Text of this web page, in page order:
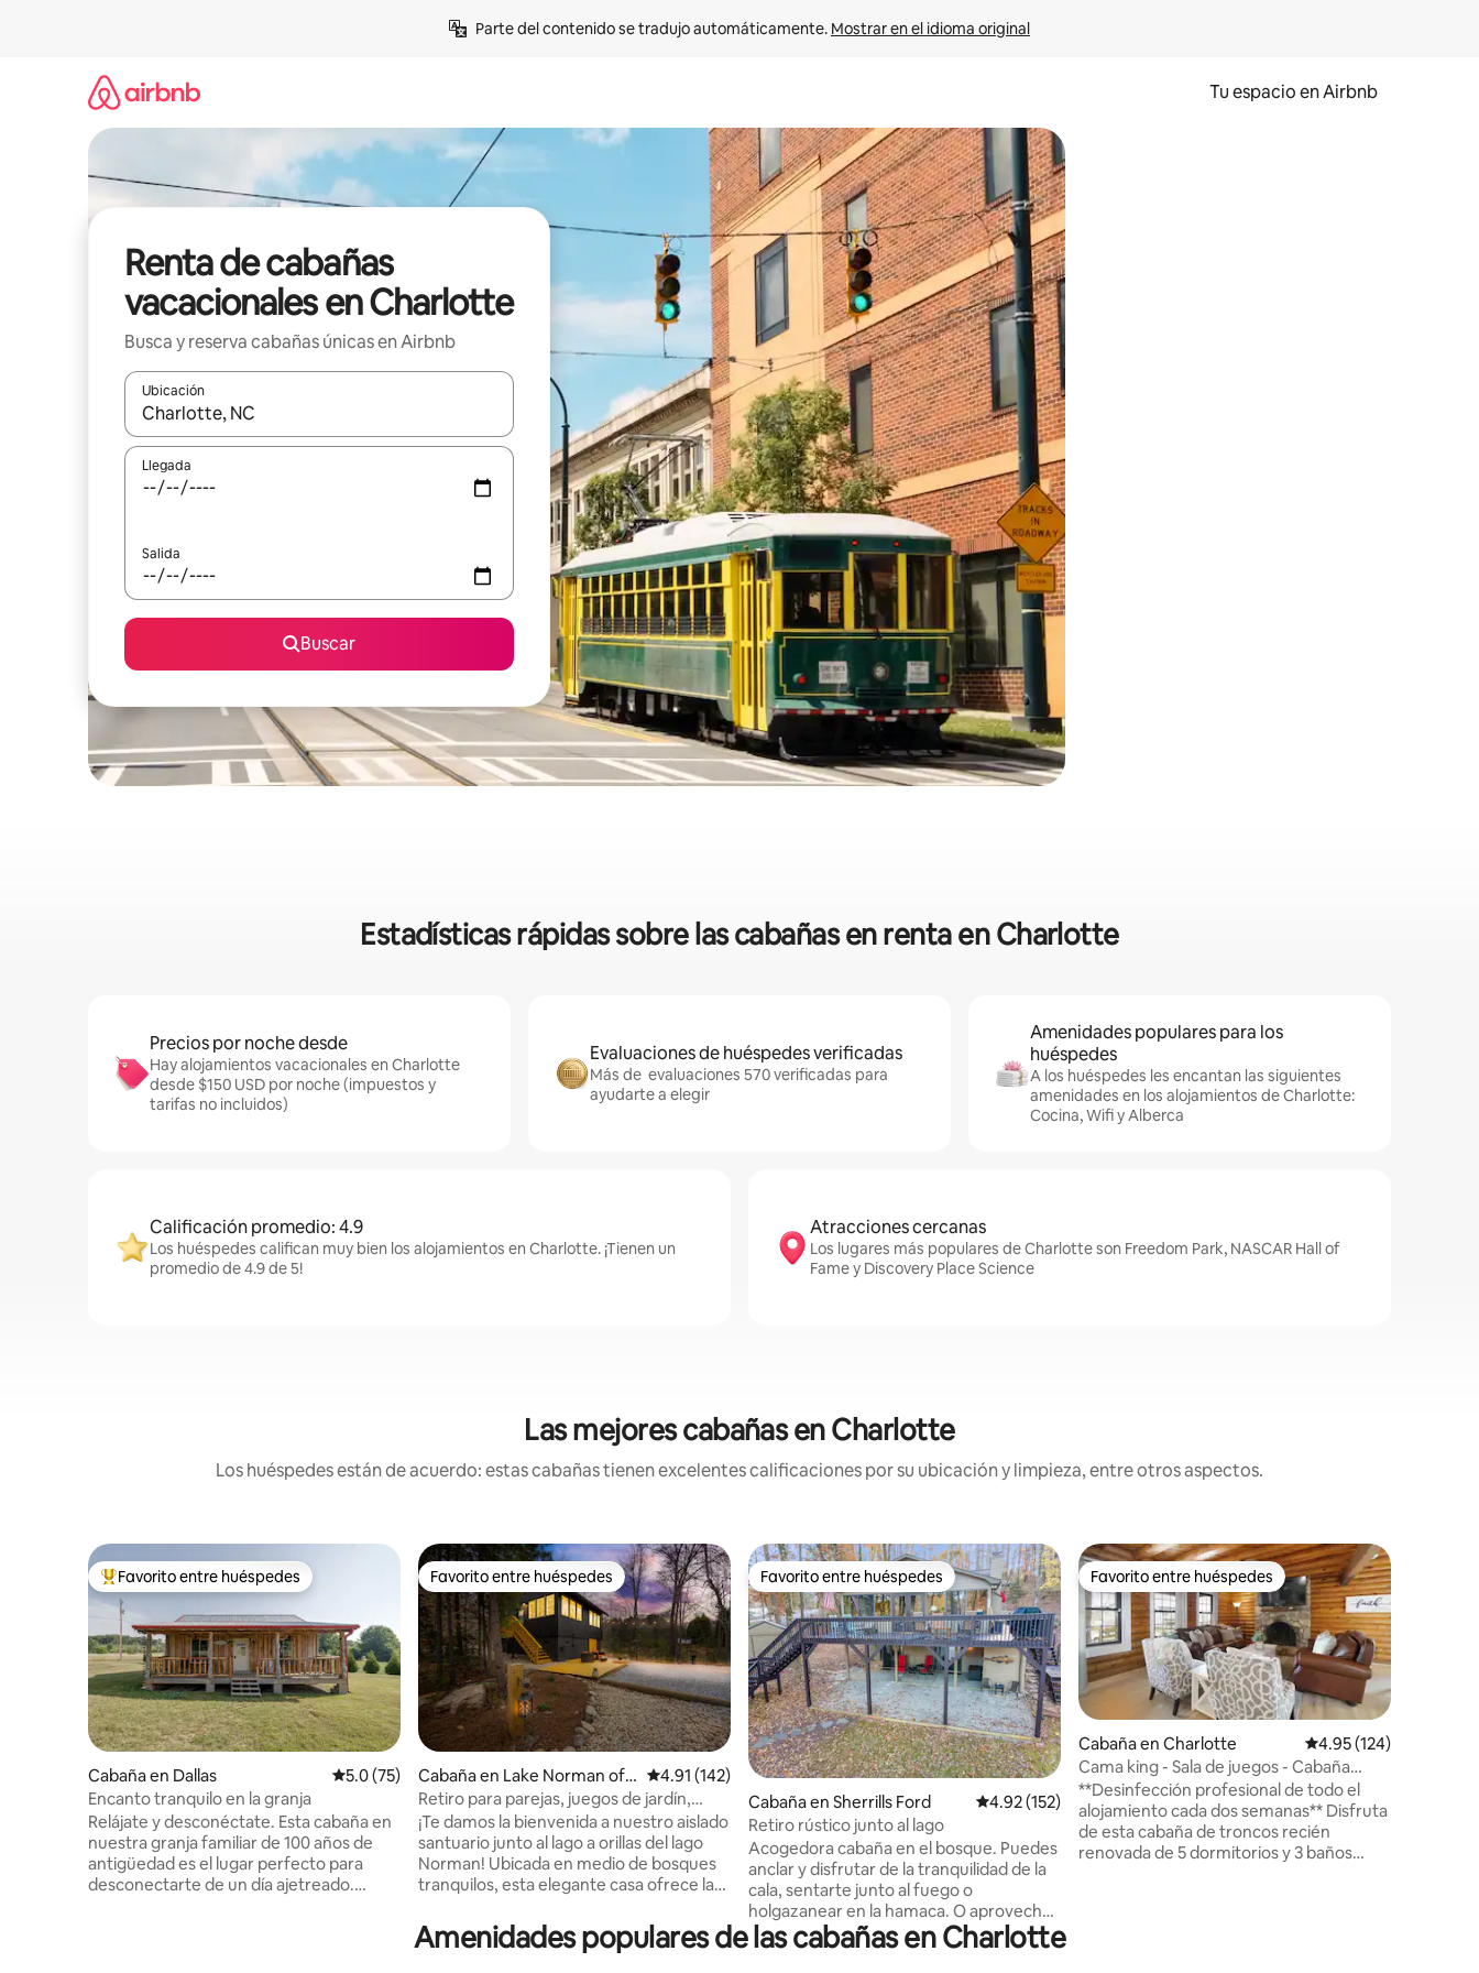
Parte del contenido se tradujo automáticamente. Mostrar en el idioma original
Tu espacio en Airbnb
Renta de cabañas
vacacionales en Charlotte
Busca y reserva cabañas únicas en Airbnb
Ubicación
Cuando los resultados estén disponibles, podrás navegar usando las teclas de las flechas hacia arriba y hacia abajo, o bien tocando y deslizando la pantalla.
Llegada
Salida
Buscar
Estadísticas rápidas sobre las cabañas en renta en Charlotte
Precios por noche desde
Hay alojamientos vacacionales en Charlotte
desde $150 USD por noche (impuestos y
tarifas no incluidos)
Evaluaciones de huéspedes verificadas
Más de evaluaciones 570 verificadas para
ayudarte a elegir
Amenidades populares para los
huéspedes
A los huéspedes les encantan las siguientes
amenidades en los alojamientos de Charlotte:
Cocina, Wifi y Alberca
Calificación promedio: 4.9
Los huéspedes califican muy bien los alojamientos en Charlotte. ¡Tienen un
promedio de 4.9 de 5!
Atracciones cercanas
Los lugares más populares de Charlotte son Freedom Park, NASCAR Hall of
Fame y Discovery Place Science
Las mejores cabañas en Charlotte
Los huéspedes están de acuerdo: estas cabañas tienen excelentes calificaciones por su ubicación y limpieza, entre otros aspectos.
De los mejores en Favorito entre huéspedes
Favorito entre huéspedes
Cabaña en Dallas Calificación promedio: 5.0 de 5; 75 evaluaciones
5.0 (75)
Encanto tranquilo en la granja
Relájate y desconéctate. Esta cabaña en
nuestra granja familiar de 100 años de
antigüedad es el lugar perfecto para
desconectarte de un día ajetreado.
Favorito entre huéspedes
Favorito entre huéspedes
Cabaña en Lake Norman of
Catawba
Calificación promedio: 4.91 de 5; 142 evaluaciones
4.91 (142)
Retiro para parejas, juegos de jardín,
chimenea, tablas de remo
¡Te damos la bienvenida a nuestro aislado
santuario junto al lago a orillas del lago
Norman! Ubicada en medio de bosques
tranquilos, esta elegante casa ofrece la
relajación y aventura, con un toque de
encanto familiar. Desde acurrucarse en
Favorito entre huéspedes
Favorito entre huéspedes
Cabaña en Sherrills Ford Calificación promedio: 4.92 de 5; 152 evaluaciones
4.92 (152)
Retiro rústico junto al lago
Acogedora cabaña en el bosque. Puedes
anclar y disfrutar de la tranquilidad de la
cala, sentarte junto al fuego o
holgazanear en la hamaca. O aprovecha
la céntrica ubicación para disfrutar de
muchos servicios del lago Norman.
Favorito entre huéspedes
Favorito entre huéspedes
Cabaña en Charlotte Calificación promedio:
4.95 (124)
Cama king - Sala de juegos - Cabaña
enorme
**Desinfección profesional de todo el
alojamiento cada dos semanas** Disfruta
de esta cabaña de troncos recién
renovada de 5 dormitorios y 3 baños
Amenidades populares de las cabañas en Charlotte